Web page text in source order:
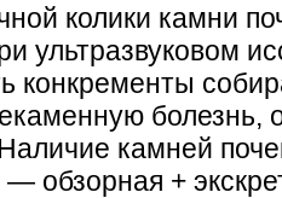
колики камни
ультразвуковом
конкременты
болезнь,
камней
— обзорная +